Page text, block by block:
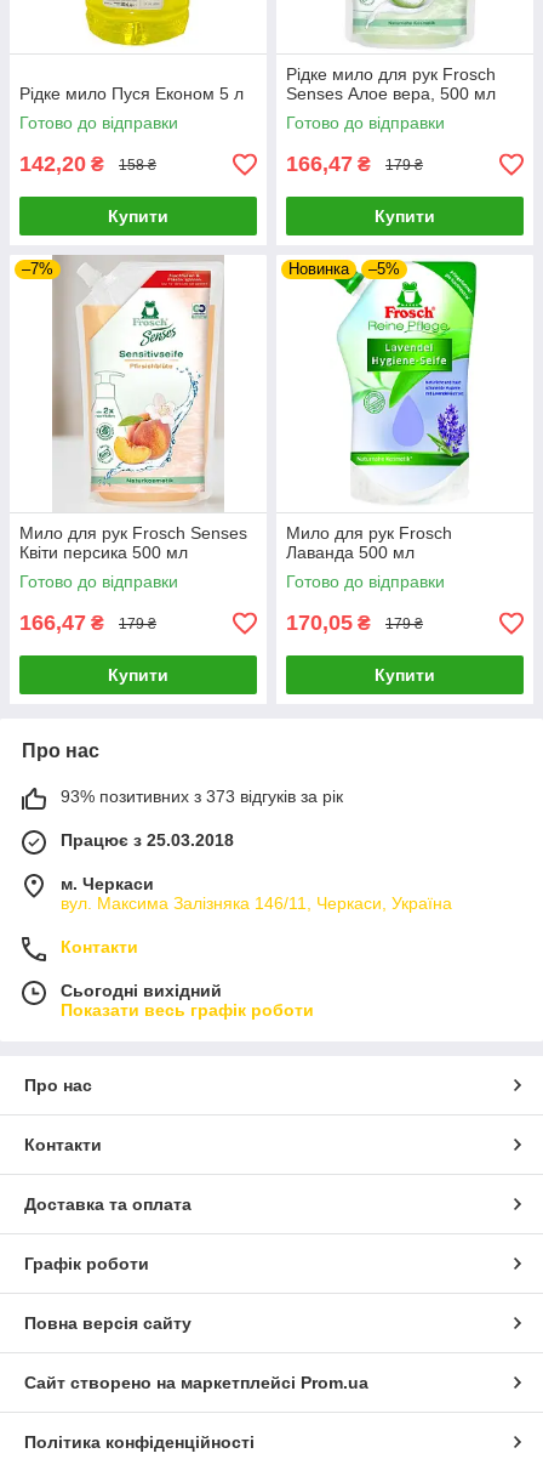
Рідке мило Пуся Економ 5 л
Готово до відправки
142,20 ₴ 158 ₴
Купити
Рідке мило для рук Frosch
Senses Алое вера, 500 мл
Готово до відправки
166,47 ₴ 179 ₴
Купити
–7%
Мило для рук Frosch Senses
Квіти персика 500 мл
Готово до відправки
166,47 ₴ 179 ₴
Купити
Новинка –5%
Мило для рук Frosch
Лаванда 500 мл
Готово до відправки
170,05 ₴ 179 ₴
Купити
Про нас
93% позитивних з 373 відгуків за рік
Працює з 25.03.2018
м. Черкаси
вул. Максима Залізняка 146/11, Черкаси, Україна
Контакти
Сьогодні вихідний
Показати весь графік роботи
Про нас
Контакти
Доставка та оплата
Графік роботи
Повна версія сайту
Сайт створено на маркетплейсі Prom.ua
Політика конфіденційності